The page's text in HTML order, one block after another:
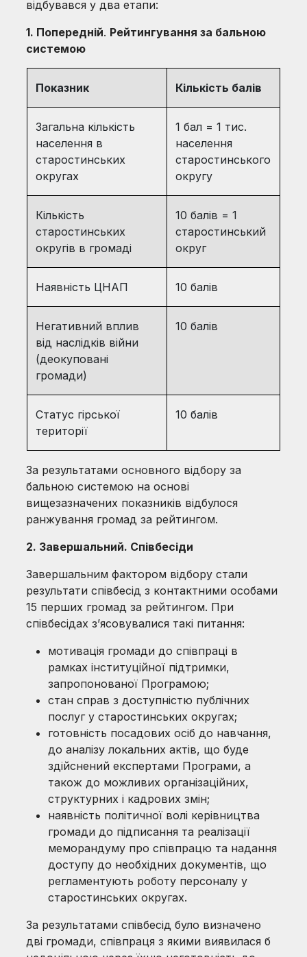
відбувався у два етапи:
1. Попередній. Рейтингування за бальною
системою
Показник Кількість балів
Загальна кількість
населення в
старостинських
округах
1 бал = 1 тис.
населення
старостинського
округу
Кількість
старостинських
округів в громаді
10 балів = 1
старостинський
округ
Наявність ЦНАП 10 балів
Негативний вплив
від наслідків війни
(деокуповані
громади)
10 балів
Статус гірської
території
10 балів
За результатами основного відбору за
бальною системою на основі
вищезазначених показників відбулося
ранжування громад за рейтингом.
2. Завершальний. Співбесіди
Завершальним фактором відбору стали
результати співбесід з контактними особами
15 перших громад за рейтингом. При
співбесідах з’ясовувалися такі питання:
мотивація громади до співпраці в
рамках інституційної підтримки,
запропонованої Програмою;
стан справ з доступністю публічних
послуг у старостинських округах;
готовність посадових осіб до навчання,
до аналізу локальних актів, що буде
здійснений експертами Програми, а
також до можливих організаційних,
структурних і кадрових змін;
наявність політичної волі керівництва
громади до підписання та реалізації
меморандуму про співпрацю та надання
доступу до необхідних документів, що
регламентують роботу персоналу у
старостинських округах.
За результатами співбесід було визначено
дві громади, співпраця з якими виявилася б